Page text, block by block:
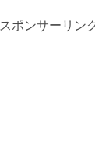
スポンサーリン